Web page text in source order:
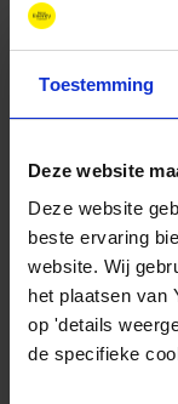
Toestemming
Deze website
Deze website
beste ervaring
website. Wij
het plaatsen van
op 'details
de specifieke
Contact
+31 88 11 66 800
Bereikbaarheid
Ma-Do: 8:30-17:00
Vrijdag: 8:30-